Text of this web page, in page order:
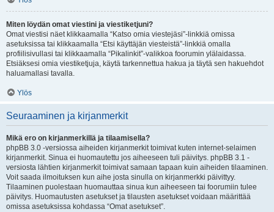
Miten löydän omat viestini ja viestiketjuni?
Omat viestisi näet klikkaamalla “Katso omia viestejäsi”-linkkiä omissa
asetuksissa tai klikkaamalla “Etsi käyttäjän viesteistä”-linkkiä omalla
profiilisivullasi tai klikkaamalla “Pikalinkit”-valikkoa foorumin ylälaidassa.
Etsiäksesi omia viestiketjuja, käytä tarkennettua hakua ja täytä sen hakuehdot
haluamallasi tavalla.
Ylös
Seuraaminen ja kirjanmerkit
Mikä ero on kirjanmerkillä ja tilaamisella?
phpBB 3.0 -versiossa aiheiden kirjanmerkit toimivat kuten internet-selaimen
kirjanmerkit. Sinua ei huomautettu jos aiheeseen tuli päivitys. phpBB 3.1 -
versiosta lähtien kirjanmerkit toimivat samaan tapaan kuin aiheiden tilaaminen.
Voit saada ilmoituksen kun aihe josta sinulla on kirjanmerkki päivittyy.
Tilaaminen puolestaan huomauttaa sinua kun aiheeseen tai foorumiin tulee
päivitys. Huomautusten asetukset ja tilausten asetukset voidaan määrittää
omissa asetuksissa kohdassa “Omat asetukset”.